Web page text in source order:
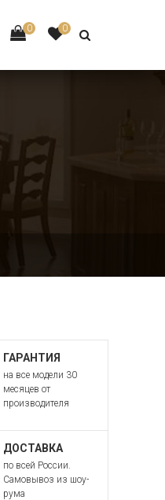
0 0
ГАРАНТИЯ
на все модели 30
месяцев от
производителя
ДОСТАВКА
по всей России.
Самовывоз из шоу-
рума